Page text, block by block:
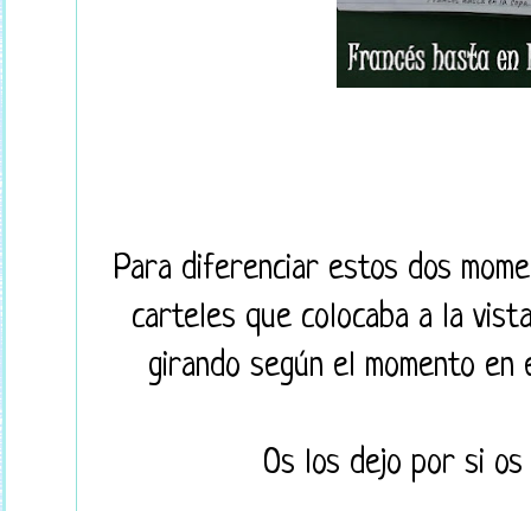
Para diferenciar estos dos
carteles que colocaba a la
girando según el momento
Os los dejo por si